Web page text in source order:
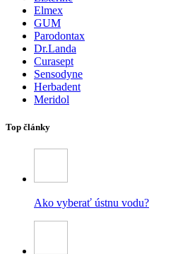
Elmex
GUM
Parodontax
Dr.Landa
Curasept
Sensodyne
Herbadent
Meridol
Top články
Ako vyberať ústnu vodu?